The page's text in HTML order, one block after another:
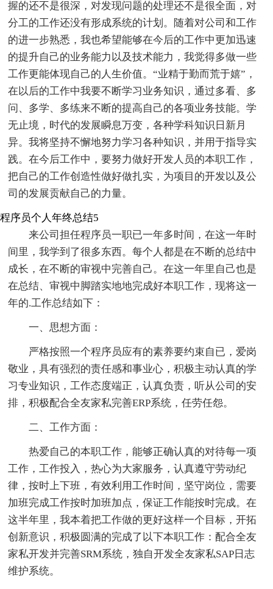
握的还不是很深，对发现问题的处理还不是很全面，对
分工的工作还没有形成系统的计划。随着对公司和工作
的进一步熟悉，我也希望能够在今后的工作中更加迅速
的提升自己的业务能力以及技术能力，我觉得多做一些
工作更能体现自己的人生价值。“业精于勤而荒于嬉”，
在以后的工作中我要不断学习业务知识，通过多看、多
问、多学、多练来不断的提高自己的各项业务技能。学
无止境，时代的发展瞬息万变，各种学科知识日新月
异。我将坚持不懈地努力学习各种知识，并用于指导实
践。在今后工作中，要努力做好开发人员的本职工作，
把自己的工作创造性做好做扎实，为项目的开发以及公
司的发展贡献自己的力量。
程序员个人年终总结5
来公司担任程序员一职已一年多时间，在这一年时
间里，我学到了很多东西。每个人都是在不断的总结中
成长，在不断的审视中完善自己。在这一年里自己也是
在总结、审视中脚踏实地地完成好本职工作，现将这一
年的.工作总结如下：
一、思想方面：
严格按照一个程序员应有的素养要约束自已，爱岗
敬业，具有强烈的责任感和事业心，积极主动认真的学
习专业知识，工作态度端正，认真负责，听从公司的安
排，积极配合全友家私完善ERP系统，任劳任怨。
二、工作方面：
热爱自己的本职工作，能够正确认真的对待每一项
工作，工作投入，热心为大家服务，认真遵守劳动纪
律，按时上下班，有效利用工作时间，坚守岗位，需要
加班完成工作按时加班加点，保证工作能按时完成。在
这半年里，我本着把工作做的更好这样一个目标，开拓
创新意识，积极圆满的完成了以下本职工作：配合全友
家私开发并完善SRM系统，独自开发全友家私SAP日志
维护系统。